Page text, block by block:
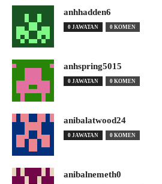
anhhadden6
0 JAWATAN 0 KOMEN
anhspring5015
0 JAWATAN 0 KOMEN
anibalatwood24
0 JAWATAN 0 KOMEN
anibalnemeth0